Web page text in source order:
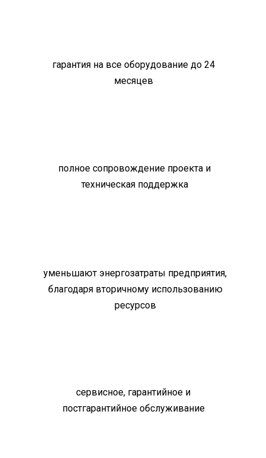
полное сопровождение проекта и
техническая поддержка
уменьшают энергозатраты предприятия,
благодаря вторичному использованию
ресурсов
гарантия на все оборудование до 24
месяцев
сервисное, гарантийное и
постгарантийное обслуживание